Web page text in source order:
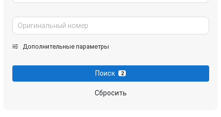
Дополнительные параметры
Поиск 2
Сбросить